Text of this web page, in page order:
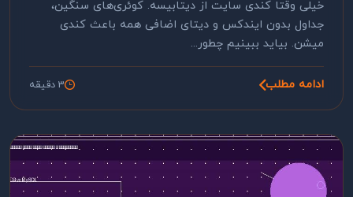
خیلی وقتا کندی سایت از دیتابیسه. کوئری‌های سنگین،
جداول بدون ایندکس و دیتای اضافی همه باعث کندی
میشن. بیاید ببینیم چطور...
ادامه مطلب 3 دقیقه